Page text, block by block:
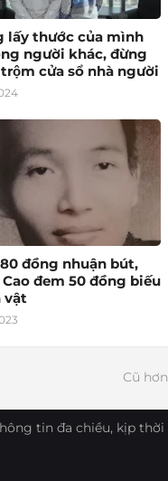
lấy thước của mình
người khác, đừng
cửa sổ nhà người
đồng nhuận bút,
Cao đem 50 đồng biếu
vật
Cũ hơn
tin đa chiều, kịp thời